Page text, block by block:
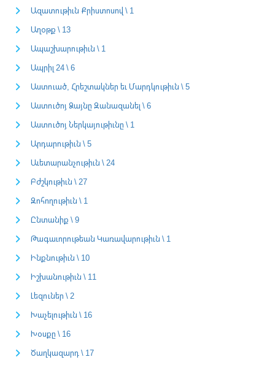
Ազատութիւն Քրիստոսով \ 1
Աղօթք \ 13
Ապաշխարութիւն \ 1
Ապրիլ 24 \ 6
Աստուած, Հրեշտակներ եւ Մարդկութիւն \ 5
Աստուծոյ Ձայնը Զանազանել \ 6
Աստուծոյ Ներկայութիւնը \ 1
Արդարութիւն \ 5
Աւետարանչութիւն \ 24
Բժշկութիւն \ 27
Զոհողութիւն \ 1
Ընտանիք \ 9
Թագաւորութեան Կառավարութիւն \ 1
Ինքնութիւն \ 10
Իշխանութիւն \ 11
Լեզուներ \ 2
Խաչելութիւն \ 16
Խօսքը \ 16
Ծաղկազարդ \ 17